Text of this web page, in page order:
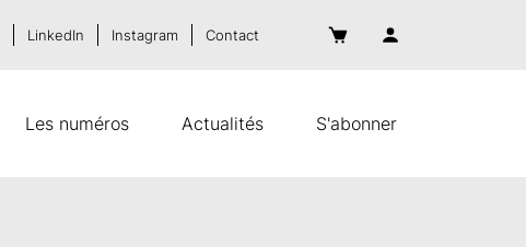
Les numéros Actualités S'abonner
LinkedIn Instagram Contact